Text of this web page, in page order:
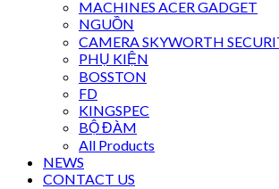
MACHINES ACER GADGET
NGUỒN
CAMERA SKYWORTH
PHỤ KIỆN
BOSSTON
FD
KINGSPEC
BỘ ĐÀM
All Products
NEWS
CONTACT US